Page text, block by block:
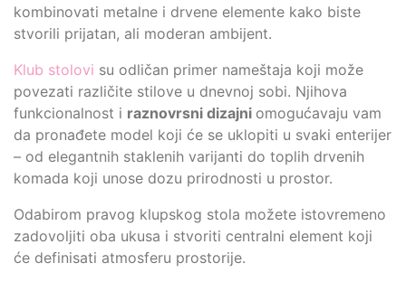
kombinovati metalne i drvene elemente kako biste
stvorili prijatan, ali moderan ambijent.
Klub stolovi su odličan primer nameštaja koji može
povezati različite stilove u dnevnoj sobi. Njihova
funkcionalnost i raznovrsni dizajni omogućavaju vam
da pronađete model koji će se uklopiti u svaki enterijer
– od elegantnih staklenih varijanti do toplih drvenih
komada koji unose dozu prirodnosti u prostor.
Odabirom pravog klupskog stola možete istovremeno
zadovoljiti oba ukusa i stvoriti centralni element koji
će definisati atmosferu prostorije.